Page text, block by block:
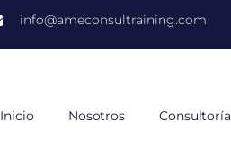
info@ameconsultraining.com
Inicio Nosotros Consultoría